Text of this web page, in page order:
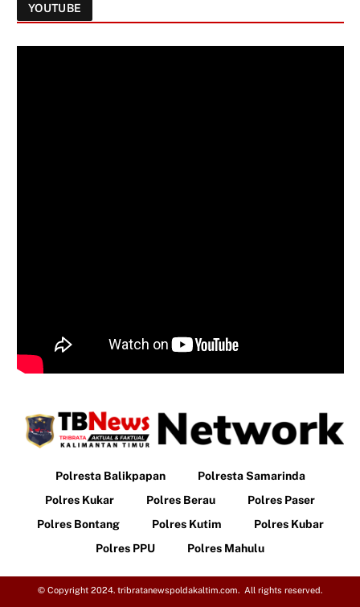
YOUTUBE
Polresta Balikpapan
Polresta Samarinda
Polres Kukar
Polres Berau
Polres Paser
Polres Bontang
Polres Kutim
Polres Kubar
Polres PPU
Polres Mahulu
© Copyright 2024. tribratanewspoldakaltim.com. All rights reserved.